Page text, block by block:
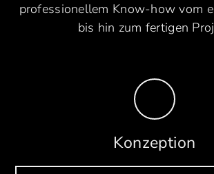
professionellem Know-how vom
bis hin zum fertigen
Konzeption